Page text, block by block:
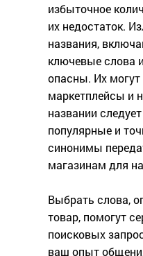
избыточное
их недостаток.
названия,
ключевые слова
опасны. Их могут
маркетплейсы и
названии
популярные и
синонимы
магазинам для
Выбрать слова,
товар, помогут
поисковых
ваш опыт